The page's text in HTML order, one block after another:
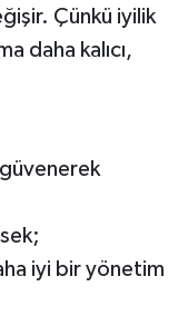
Çünkü iyilik
daha kalıcı,
güvenerek
iyi bir yönetim